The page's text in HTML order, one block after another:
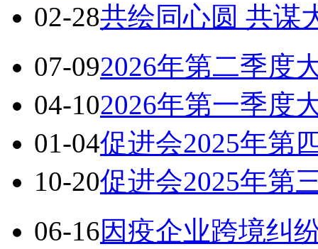
02-28共绘同心圆 共谋
07-092026年第二季度
04-102026年第一季度
01-04促进会2025年第
10-20促进会2025年第
06-16因疫企业跨境纠